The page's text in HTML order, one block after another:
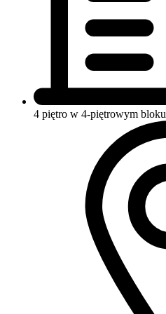
4 piętro w 4-piętrowym bloku